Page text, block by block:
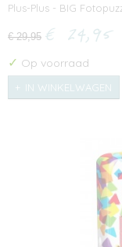
Plus-Plus - BIG
€ 29,95 € 24,95
✓ Op voorraad
IN WINKELWAGEN